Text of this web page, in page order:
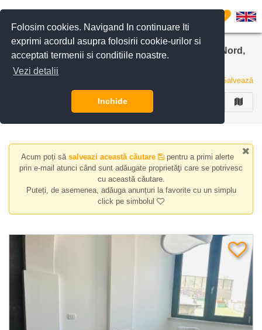
Folosim cookies. Navigand In continuare Iti
exprimi acordul asupra folosirii cookie-urilor si
acceptati termenii si conditiile noastre.
Vezi detalii
Inchide
0
Apartamente de inchiriat in zona Calea Victoriei Nord,
Salvează
Acum poți să salveazi această căutare
pentru a primi alerte
prin e-mail atunci când sunt adăugate proprietăţi care se potrivesc
cu această căutare.
Puteți, de asemenea, adăuga anunțuri la favorite cu un simplu
click pe simbolul